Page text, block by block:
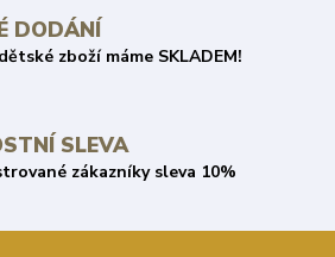
DODÁNÍ
zboží máme SKLADEM!
SLEVA
zákazníky sleva 10%